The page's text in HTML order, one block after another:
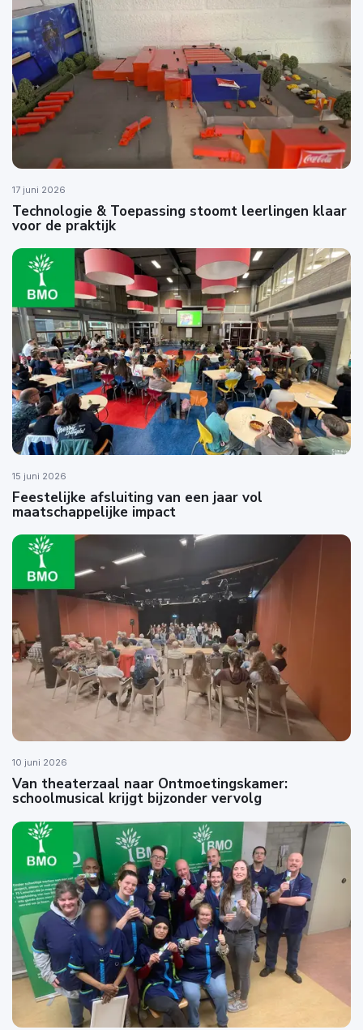
17 juni 2026
Technologie & Toepassing stoomt leerlingen klaar
voor de praktijk
15 juni 2026
Feestelijke afsluiting van een jaar vol
maatschappelijke impact
10 juni 2026
Van theaterzaal naar Ontmoetingskamer:
schoolmusical krijgt bijzonder vervolg